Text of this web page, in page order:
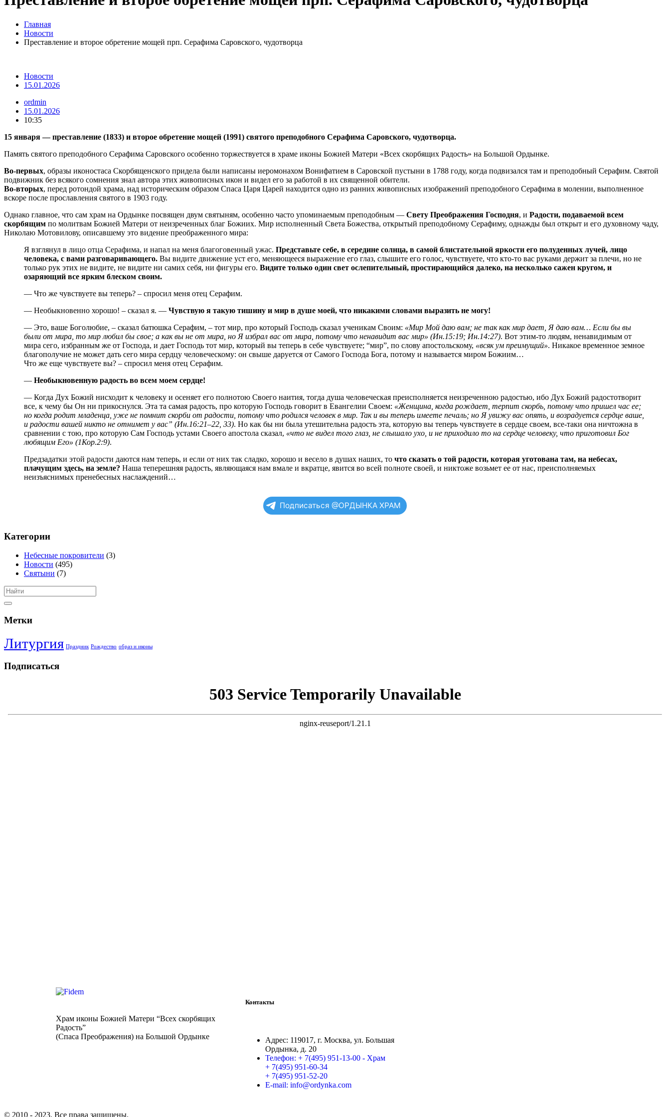
Главная
Новости
Преставление и второе обретение мощей прп. Серафима Саровского, чудотворца
Новости
15.01.2026
ordmin
15.01.2026
10:35
15 января — преставление (1833) и второе обретение мощей (1991) святого преподобного Серафима Саровского, чудотворца.
Память святого преподобного Серафима Саровского особенно торжествуется в храме иконы Божией Матери «Всех скорбящих Радость» на Большой Ордынке.
Во-первых, образы иконостаса Скорбященского придела были написаны иеромонахом Вонифатием в Саровской пустыни в 1788 году, когда подвизался там и преподобный Серафим. Святой
подвижник без всякого сомнения знал автора этих живописных икон и видел его за работой в их священной обители.
Во-вторых, перед ротондой храма, над историческим образом Спаса Царя Царей находится одно из ранних живописных изображений преподобного Серафима в молении, выполненное
вскоре после прославления святого в 1903 году.
Однако главное, что сам храм на Ордынке посвящен двум святыням, особенно часто упоминаемым преподобным — Свету Преображения Господня, и Радости, подаваемой всем
скорбящим по молитвам Божией Матери от неизреченных благ Божиих. Мир исполненный Света Божества, открытый преподобному Серафиму, однажды был открыт и его духовному чаду,
Николаю Мотовилову, описавшему это видение преображенного мира:
Я взглянул в лицо отца Серафима, и напал на меня благоговенный ужас. Представьте себе, в середине солнца, в самой блистательной яркости его полуденных лучей, лицо
человека, с вами разговаривающего. Вы видите движение уст его, меняющееся выражение его глаз, слышите его голос, чувствуете, что кто-то вас руками держит за плечи, но не
только рук этих не видите, не видите ни самих себя, ни фигуры его. Видите только один свет ослепительный, простирающийся далеко, на несколько сажен кругом, и
озаряющий все ярким блеском своим.
— Что же чувствуете вы теперь? – спросил меня отец Серафим.
— Необыкновенно хорошо! – сказал я. — Чувствую я такую тишину и мир в душе моей, что никакими словами выразить не могу!
— Это, ваше Боголюбие, – сказал батюшка Серафим, – тот мир, про который Господь сказал ученикам Своим: «Мир Мой даю вам; не так как мир дает, Я даю вам… Если бы вы
были от мира, то мир любил бы свое; а как вы не от мира, но Я избрал вас от мира, потому что ненавидит вас мир» (Ин.15:19; Ин.14:27). Вот этим-то людям, ненавидимым от
мира сего, избранным же от Господа, и дает Господь тот мир, который вы теперь в себе чувствуете; “мир”, по слову апостольскому, «всяк ум преимущий». Никакое временное земное
благополучие не может дать сего мира сердцу человеческому: он свыше даруется от Самого Господа Бога, потому и называется миром Божиим…
Что же еще чувствуете вы? – спросил меня отец Серафим.
— Необыкновенную радость во всем моем сердце!
— Когда Дух Божий нисходит к человеку и осеняет его полнотою Своего наития, тогда душа человеческая преисполняется неизреченною радостью, ибо Дух Божий радостотворит
все, к чему бы Он ни прикоснулся. Эта та самая радость, про которую Господь говорит в Евангелии Своем: «Женщина, когда рождает, терпит скорбь, потому что пришел час ее;
но когда родит младенца, уже не помнит скорби от радости, потому что родился человек в мир. Так и вы теперь имеете печаль; но Я увижу вас опять, и возрадуется сердце ваше,
и радости вашей никто не отнимет у вас” (Ин.16:21–22, 33). Но как бы ни была утешительна радость эта, которую вы теперь чувствуете в сердце своем, все-таки она ничтожна в
сравнении с тою, про которую Сам Господь устами Своего апостола сказал, «что не видел того глаз, не слышало ухо, и не приходило то на сердце человеку, что приготовил Бог
любящим Его» (1Кор.2:9).
Предзадатки этой радости даются нам теперь, и если от них так сладко, хорошо и весело в душах наших, то что сказать о той радости, которая уготована там, на небесах,
плачущим здесь, на земле? Наша теперешняя радость, являющаяся нам вмале и вкратце, явится во всей полноте своей, и никтоже возьмет ее от нас, преисполняемых
неизъяснимых пренебесных наслаждений…
Подписаться @ОРДЫНКА ХРАМ
Категории
Небесные покровители (3)
Новости (495)
Святыни (7)
Метки
Литургия Праздник Рождество образ и иконы
Подписаться
Храм иконы Божией Матери “Всех скорбящих
Радость”
(Спаса Преображения) на Большой Ордынке
Контакты
Адрес: 119017, г. Москва, ул. Большая
Ордынка, д. 20
Телефон: + 7(495) 951-13-00 - Храм
+ 7(495) 951-60-34
+ 7(495) 951-52-20
E-mail: info@ordynka.com
© 2010 - 2023. Все права защищены.